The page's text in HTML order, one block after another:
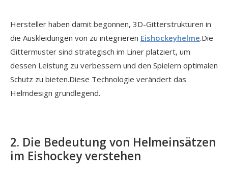
Hersteller haben damit begonnen, 3D-Gitterstrukturen in
die Auskleidungen von zu integrieren Eishockeyhelme.Die
Gittermuster sind strategisch im Liner platziert, um
dessen Leistung zu verbessern und den Spielern optimalen
Schutz zu bieten.Diese Technologie verändert das
Helmdesign grundlegend.
2. Die Bedeutung von Helmeinsätzen
im Eishockey verstehen